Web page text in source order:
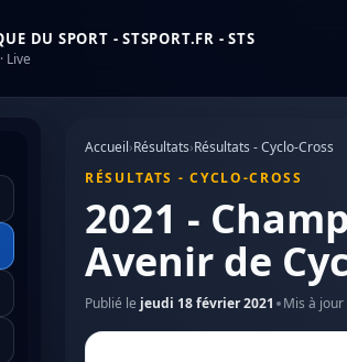
DU SPORT - STSPORT.FR - STS
Live
Accueil›Résultats›Résultats - Cyclo-Cross
RÉSULTATS - CYCLO-CROSS
2021 -
Avenir de
Publié le jeudi 18 février 2021 Mis à jour